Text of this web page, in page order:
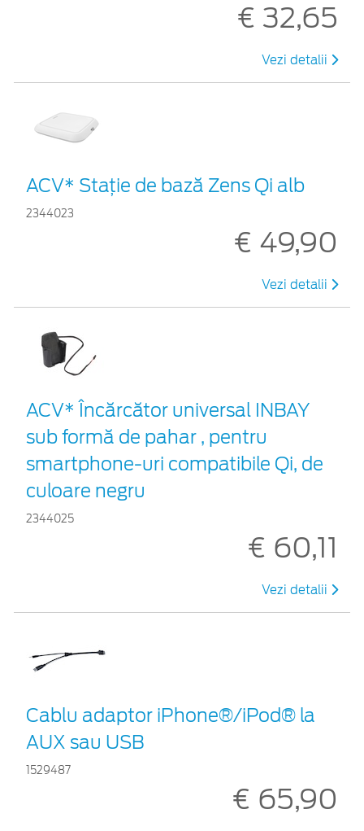
€ 32,65
Vezi detalii
ACV* Stație de bază Zens Qi alb
2344023
€ 49,90
Vezi detalii
ACV* Încărcător universal INBAY
sub formă de pahar , pentru
smartphone-uri compatibile Qi, de
culoare negru
2344025
€ 60,11
Vezi detalii
Cablu adaptor iPhone®/iPod® la
AUX sau USB
1529487
€ 65,90